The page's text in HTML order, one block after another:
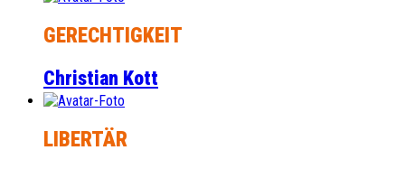
GERECHTIGKEIT
Christian Kott
LIBERTÄR